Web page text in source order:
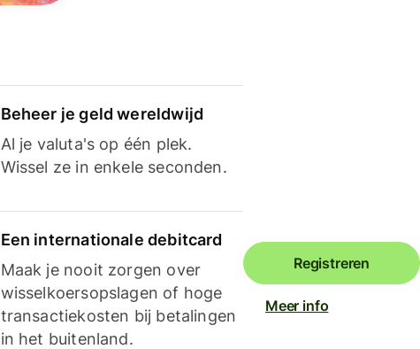
Beheer je geld wereldwijd
Al je valuta's op één plek.
Wissel ze in enkele seconden.
Een internationale debitcard
Maak je nooit zorgen over
wisselkoersopslagen of hoge
transactiekosten bij betalingen
in het buitenland.
Registreren
Meer info